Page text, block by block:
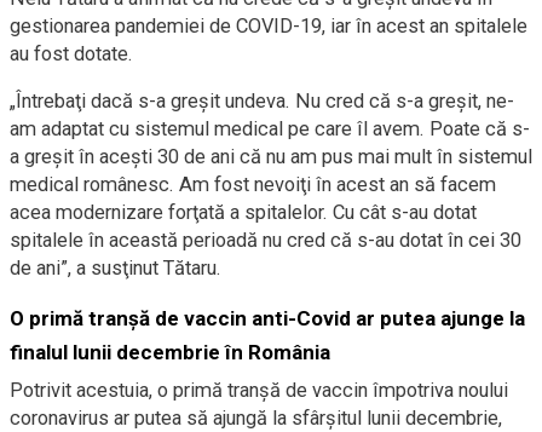
gestionarea pandemiei de COVID-19, iar în acest an spitalele
au fost dotate.
„Întrebaţi dacă s-a greşit undeva. Nu cred că s-a greşit, ne-
am adaptat cu sistemul medical pe care îl avem. Poate că s-
a greşit în aceşti 30 de ani că nu am pus mai mult în sistemul
medical românesc. Am fost nevoiţi în acest an să facem
acea modernizare forţată a spitalelor. Cu cât s-au dotat
spitalele în această perioadă nu cred că s-au dotat în cei 30
de ani”, a susţinut Tătaru.
O primă tranșă de vaccin anti-Covid ar putea ajunge la
finalul lunii decembrie în România
Potrivit acestuia, o primă tranşă de vaccin împotriva noului
coronavirus ar putea să ajungă la sfârşitul lunii decembrie,